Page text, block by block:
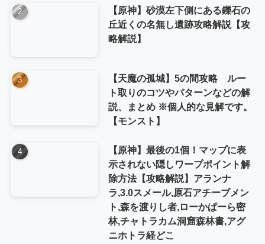
【原神】砂漠左下側にある鑠石の
丘近くの名無し遺跡攻略解説【攻
略解説】
【天魔の孤城】5の間攻略 ルー
ト取りのコツやパターンなどの解
説、まとめ ※個人的な見解です。
【モンスト】
【原神】最後の1個！マップに表
示されない隠しワープポイント解
除方法【攻略解説】アランナ
ラ,3.0スメール,原石アチーブメン
ト,森を渡りし者,ローかぱーら密
林,チャトラカム洞窟森林書,アグ
ニホトラ経どこ